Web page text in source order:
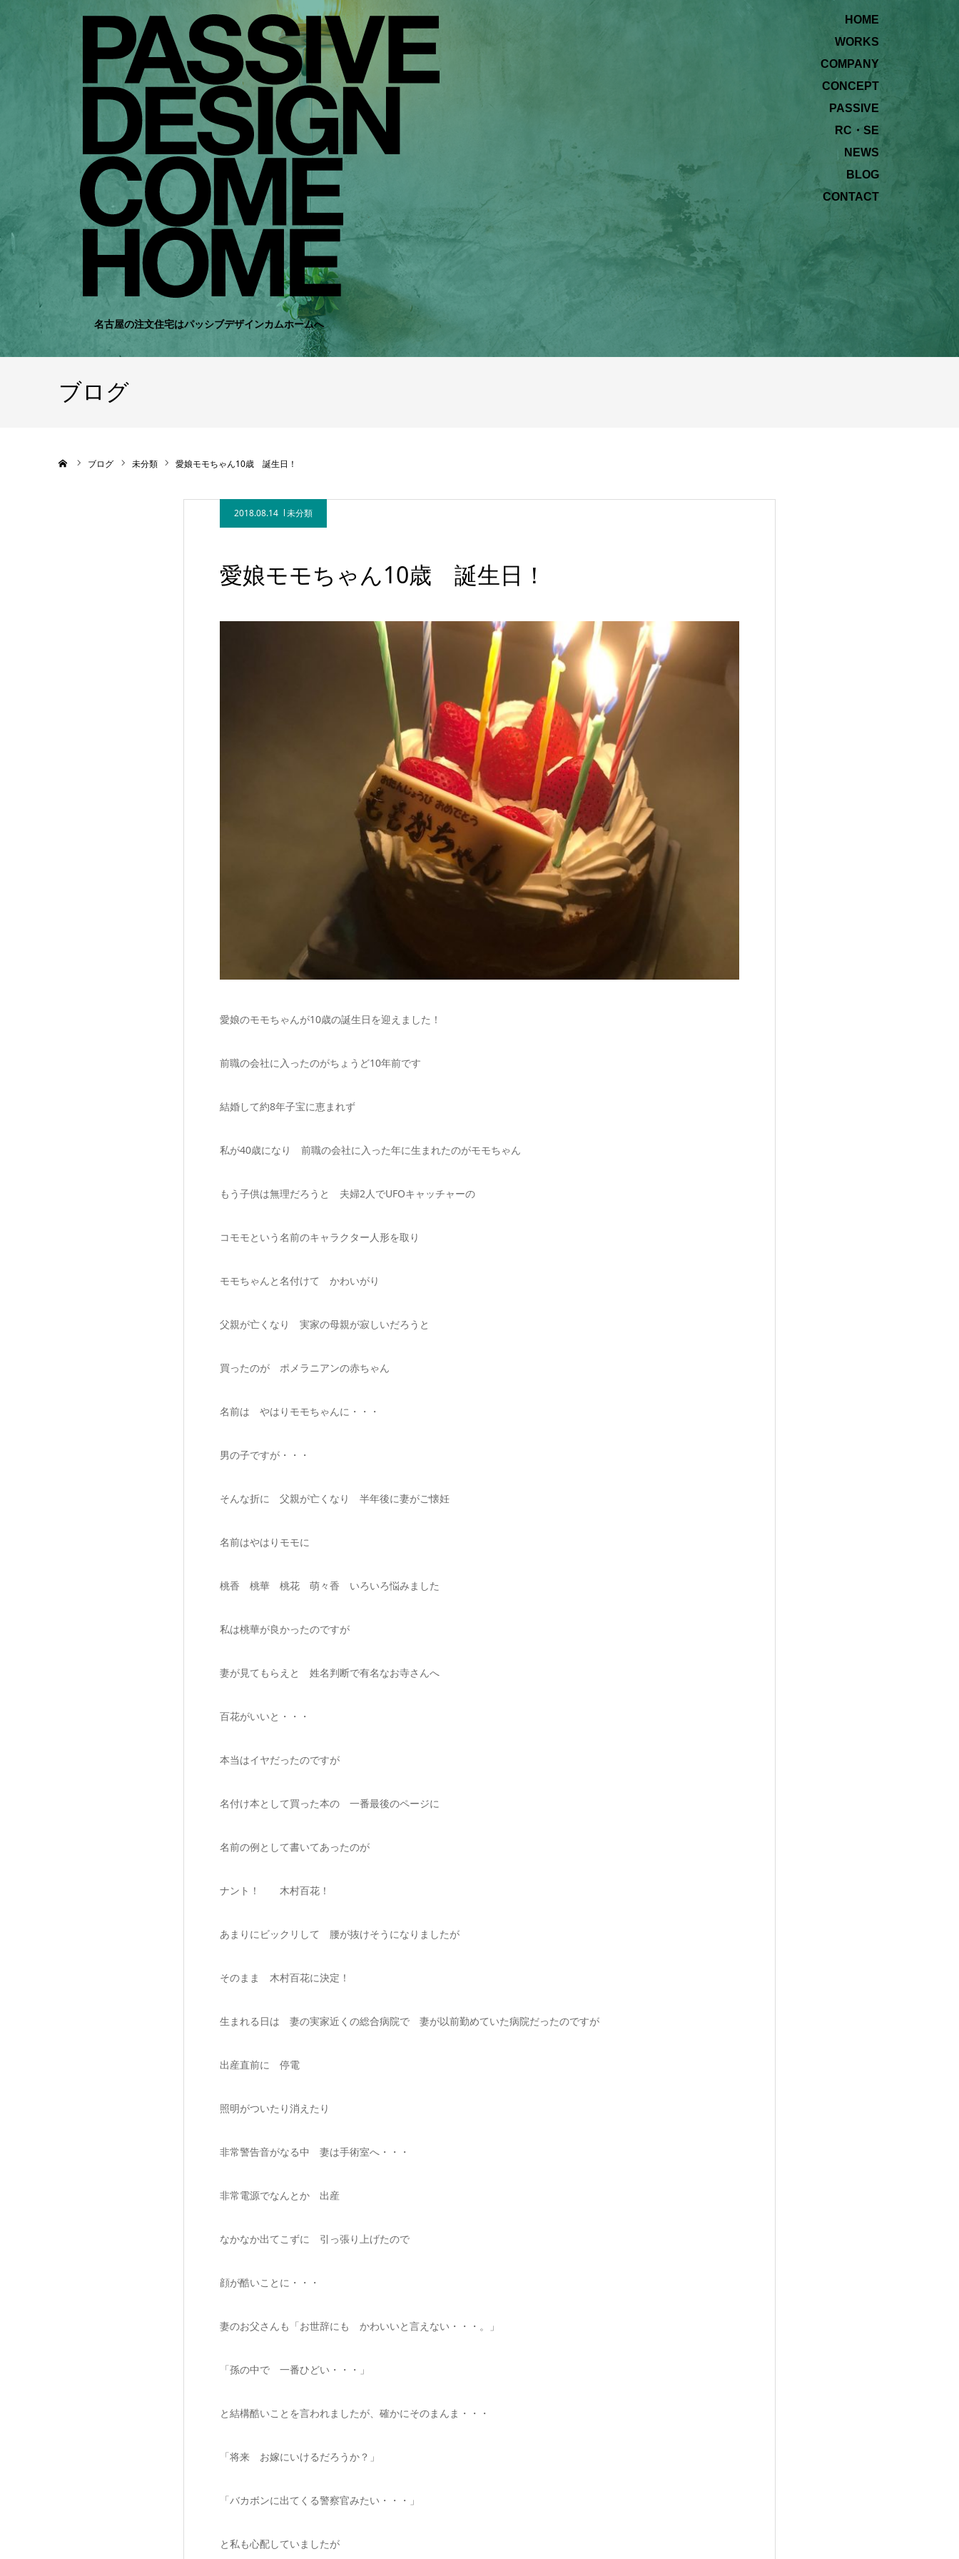
名古屋の注文住宅はパッシブデザインカムホームへ
HOME
WORKS
COMPANY
CONCEPT
PASSIVE
RC・SE
NEWS
BLOG
CONTACT
ブログ
ブログ 未分類 愛娘モモちゃん10歳 誕生日！
2018.08.14 未分類
愛娘モモちゃん10歳 誕生日！
愛娘のモモちゃんが10歳の誕生日を迎えました！
前職の会社に入ったのがちょうど10年前です
結婚して約8年子宝に恵まれず
私が40歳になり 前職の会社に入った年に生まれたのがモモちゃん
もう子供は無理だろうと 夫婦2人でUFOキャッチャーの
コモモという名前のキャラクター人形を取り
モモちゃんと名付けて かわいがり
父親が亡くなり 実家の母親が寂しいだろうと
買ったのが ポメラニアンの赤ちゃん
名前は やはりモモちゃんに・・・
男の子ですが・・・
そんな折に 父親が亡くなり 半年後に妻がご懐妊
名前はやはりモモに
桃香 桃華 桃花 萌々香 いろいろ悩みました
私は桃華が良かったのですが
妻が見てもらえと 姓名判断で有名なお寺さんへ
百花がいいと・・・
本当はイヤだったのですが
名付け本として買った本の 一番最後のページに
名前の例として書いてあったのが
ナント！ 木村百花！
あまりにビックリして 腰が抜けそうになりましたが
そのまま 木村百花に決定！
生まれる日は 妻の実家近くの総合病院で 妻が以前勤めていた病院だったのですが
出産直前に 停電
照明がついたり消えたり
非常警告音がなる中 妻は手術室へ・・・
非常電源でなんとか 出産
なかなか出てこずに 引っ張り上げたので
顔が酷いことに・・・
妻のお父さんも「お世辞にも かわいいと言えない・・・。」
「孫の中で 一番ひどい・・・」
と結構酷いことを言われましたが、確かにそのまんま・・・
「将来 お嫁にいけるだろうか？」
「バカボンに出てくる警察官みたい・・・」
と私も心配していましたが